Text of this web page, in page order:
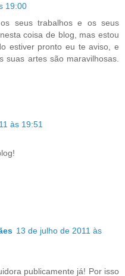
19:00
seus trabalhos e os seus
coisa de blog, mas estou
estiver pronto eu te aviso, e
suas artes são maravilhosas.
às 19:51
13 de julho de 2011 às
publicamente já! Por isso